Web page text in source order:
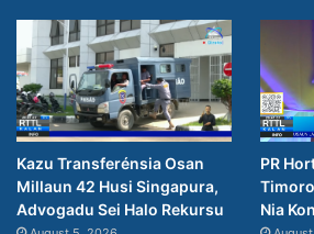
Kazu Transferénsia Osan
Millaun 42 Husi Singapura,
Advogadu Sei Halo Rekursu
PR
Nia